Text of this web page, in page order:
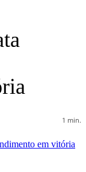
1 min.